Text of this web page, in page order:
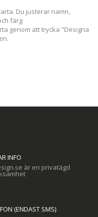
Du justerar namn,
färg
genom att trycka "Designa
INFO
är en privatägd
(ENDAST SMS)